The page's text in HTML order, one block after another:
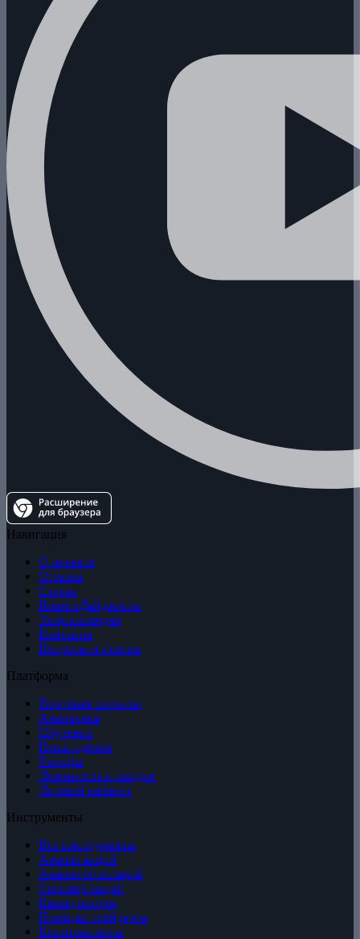
Навигация
О проекте
Отзывы
Статьи
ИнвестДайджесты
Энциклопедия
Контакты
Вопросы и ответы
Платформа
Торговые сигналы
Аналитика
Обучение
Наши сделки
Тарифы
Лояльность и скидки
Личный кабинет
Инструменты
Все инструменты
Анализ акций
Анализ облигаций
Скринер акций
Калькуляторы
Позиции трейдеров
Криптовалюты